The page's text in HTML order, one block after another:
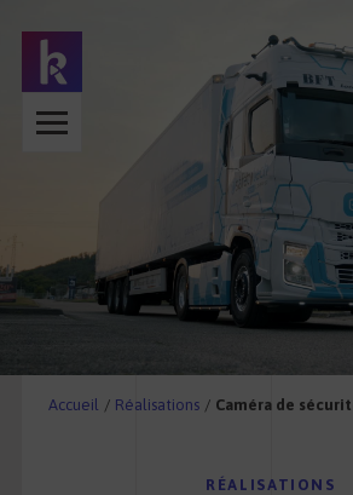
Accueil / Réalisations / Caméra de
RÉALISATIONS